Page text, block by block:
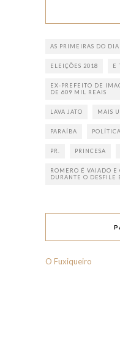
AS PRIMEIRAS DO DIA
ELEIÇÕES 2018 E
EX-PREFEITO DE
DE 609 MIL REAIS
LAVA JATO MAIS
PARAÍBA POLÍTICA
PR. PRINCESA
ROMERO É VAIADO
DURANTE O DESFILE
O Fuxiqueiro